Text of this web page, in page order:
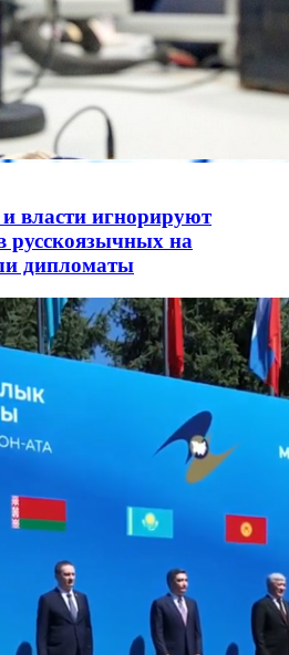
власти игнорируют
русскоязычных на
дипломаты